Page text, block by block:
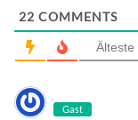
22 COMMENTS
Älteste
Gast